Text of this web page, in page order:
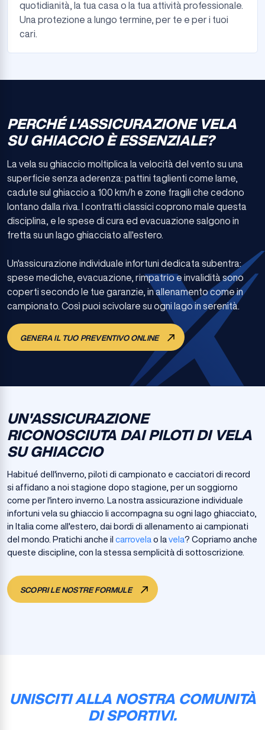
quotidianità, la tua casa o la tua attività professionale.
Una protezione a lungo termine, per te e per i tuoi
cari.
PERCHÉ L'ASSICURAZIONE VELA
SU GHIACCIO È ESSENZIALE?
La vela su ghiaccio moltiplica la velocità del vento su una
superficie senza aderenza: pattini taglienti come lame,
cadute sul ghiaccio a 100 km/h e zone fragili che cedono
lontano dalla riva. I contratti classici coprono male questa
disciplina, e le spese di cura ed evacuazione salgono in
fretta su un lago ghiacciato all'estero.
Un'assicurazione individuale infortuni dedicata subentra:
spese mediche, evacuazione, rimpatrio e invalidità sono
coperti secondo le tue garanzie, in allenamento come in
campionato. Così puoi scivolare su ogni lago in serenità.
GENERA IL TUO PREVENTIVO ONLINE
UN'ASSICURAZIONE
RICONOSCIUTA DAI PILOTI DI VELA
SU GHIACCIO
Habitué dell'inverno, piloti di campionato e cacciatori di record
si affidano a noi stagione dopo stagione, per un soggiorno
come per l'intero inverno. La nostra assicurazione individuale
infortuni vela su ghiaccio li accompagna su ogni lago ghiacciato,
in Italia come all'estero, dai bordi di allenamento ai campionati
del mondo. Pratichi anche il carrovela o la vela? Copriamo anche
queste discipline, con la stessa semplicità di sottoscrizione.
SCOPRI LE NOSTRE FORMULE
UNISCITI ALLA NOSTRA COMUNITÀ
DI SPORTIVI.